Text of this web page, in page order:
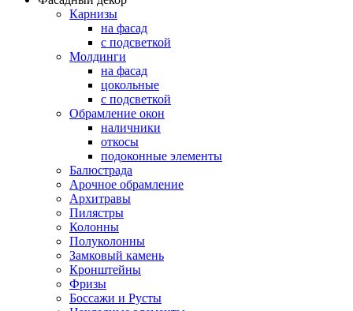
Карнизы
на фасад
с подсветкой
Молдинги
на фасад
цокольные
с подсветкой
Обрамление окон
наличники
откосы
подоконные элементы
Балюстрада
Арочное обрамление
Архитравы
Пилястры
Колонны
Полуколонны
Замковый камень
Кронштейны
Фризы
Боссажи и Русты